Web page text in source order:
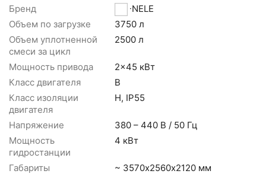
Бренд
CO-NELE
Объем по загрузке
3750 л
Объем уплотненной
смеси за цикл
2500 л
Мощность привода
2x45 кВт
Класс двигателя
B
Класс изоляции
двигателя
H, IP55
Напряжение
380 – 440 В / 50 Гц
Мощность
гидростанции
4 кВт
Габариты
~ 3570х2560х2120 мм